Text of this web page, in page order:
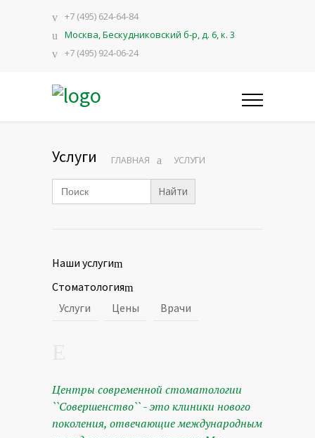
+7 (495) 624-64-84
Москва, Бескудниковский б-р, д. 6, к. 3
+7 (495) 924-06-24
Услуги ГЛАВНАЯ УСЛУГИ
Search
for:
Наши услуги
Стоматология
Услуги
Цены Врачи
Центры современной стоматологии
``Совершенство`` - это клиники нового
поколения, отвечающие международным